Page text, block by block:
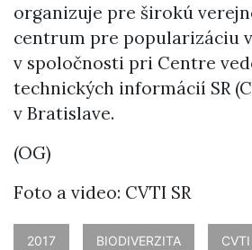
organizuje pre širokú
centrum pre popularizáciu
v spoločnosti pri Centre
technických informácií SR
v Bratislave.
(OG)
Foto a video: CVTI SR
2017 BIODIVERZITA CVTI